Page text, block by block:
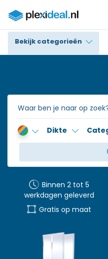
Bekijk categorieën
Trespa® / HPL
Alupanel / Dibond®
Accessoires
Dikte
Binnen 2 tot 5
werkdagen geleverd
Gratis op maat